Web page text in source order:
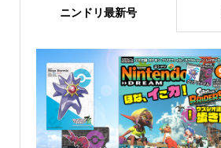
ニンドリ最新号